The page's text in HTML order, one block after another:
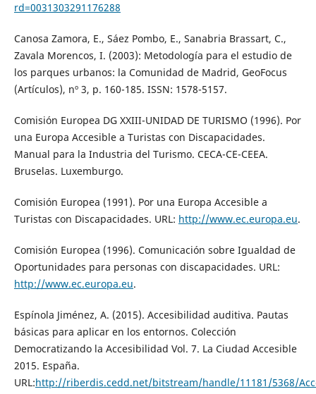
rd=0031303291176288
Canosa Zamora, E., Sáez Pombo, E., Sanabria Brassart, C.,
Zavala Morencos, I. (2003): Metodología para el estudio de
los parques urbanos: la Comunidad de Madrid, GeoFocus
(Artículos), nº 3, p. 160-185. ISSN: 1578-5157.
Comisión Europea DG XXIII-UNIDAD DE TURISMO (1996). Por
una Europa Accesible a Turistas con Discapacidades.
Manual para la Industria del Turismo. CECA-CE-CEEA.
Bruselas. Luxemburgo.
Comisión Europea (1991). Por una Europa Accesible a
Turistas con Discapacidades. URL: http://www.ec.europa.eu.
Comisión Europea (1996). Comunicación sobre Igualdad de
Oportunidades para personas con discapacidades. URL:
http://www.ec.europa.eu.
Espínola Jiménez, A. (2015). Accesibilidad auditiva. Pautas
básicas para aplicar en los entornos. Colección
Democratizando la Accesibilidad Vol. 7. La Ciudad Accesible
2015. España.
URL:http://riberdis.cedd.net/bitstream/handle/11181/5368/